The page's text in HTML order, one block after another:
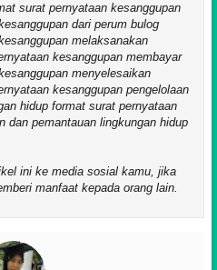
surat pernyataan kesanggupan
dari perum bulog
melaksanakan
kesanggupan membayar
menyelesaikan
kesanggupan pengelolaan
hidup format surat pernyataan
dan pemantauan lingkungan hidup
ini ke media sosial kamu, jika
manfaat kepada orang lain.